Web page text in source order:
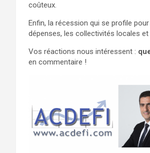
coûteux.
Enfin, la récession qui se profile
dépenses, les collectivités locales
Vos réactions nous intéressent :
en commentaire !